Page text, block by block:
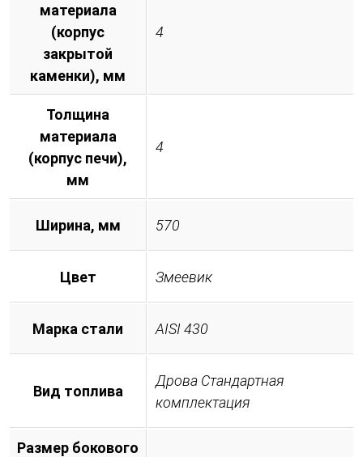
материала
(корпус
закрытой
каменки), мм
4
Толщина
материала
(корпус печи),
мм
4
Ширина, мм 570
Цвет Змеевик
Марка стали AISI 430
Вид топлива
Дрова Стандартная
комплектация
Размер бокового